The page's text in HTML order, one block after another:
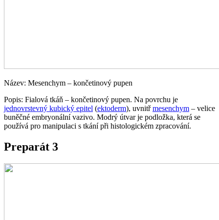
Název: Mesenchym – končetinový pupen
Popis: Fialová tkáň – končetinový pupen. Na povrchu je
jednovrstevný kubický epitel (ektoderm), uvnitřmesenchym – velice
buněčné embryonální vazivo. Modrý útvar je podložka, která se
používá pro manipulaci s tkání při histologickém zpracování.
Preparát 3